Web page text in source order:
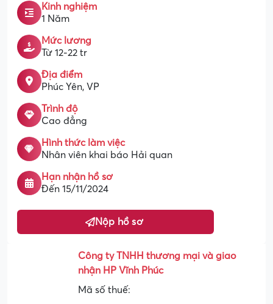
Kinh nghiệm
1 Năm
Mức lương
Từ 12-22 tr
Địa điểm
Phúc Yên, VP
Trình độ
Cao đẳng
Hình thức làm việc
Nhân viên khai báo Hải quan
Hạn nhận hồ sơ
Đến 15/11/2024
Nộp hồ sơ
Công ty TNHH thương mại và giao
nhận HP Vĩnh Phúc
Mã số thuế: